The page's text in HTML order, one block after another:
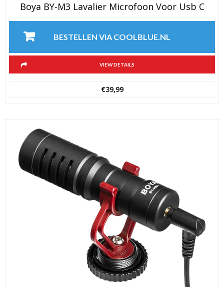
Boya BY-M3 Lavalier Microfoon Voor Usb C
BESTELLEN VIA COOLBLUE.NL
VIEW DETAILS
€39,99